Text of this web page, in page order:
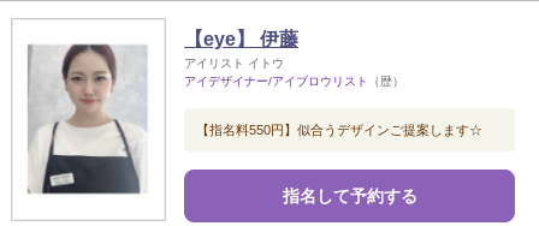
【eye】 伊藤
アイリスト イトウ
アイデザイナー/アイブロウリスト
（歴）
【指名料550円】似合うデザインご提案します☆
指名して予約する